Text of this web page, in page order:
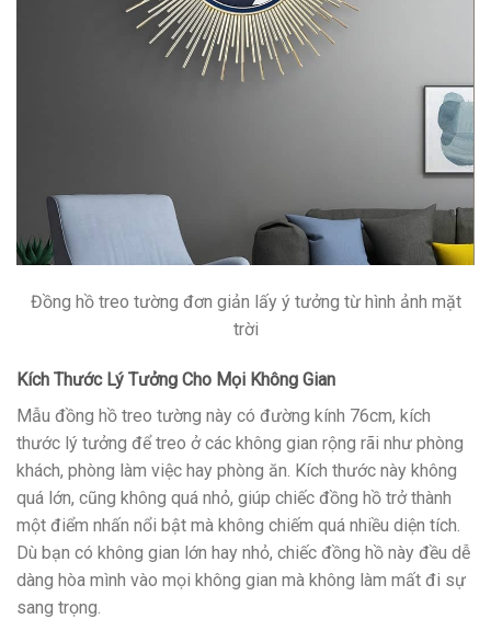
Đồng hồ treo tường đơn giản lấy ý tưởng từ hình ảnh mặt
trời
Kích Thước Lý Tưởng Cho Mọi Không Gian
Mẫu đồng hồ treo tường này có đường kính 76cm, kích
thước lý tưởng để treo ở các không gian rộng rãi như phòng
khách, phòng làm việc hay phòng ăn. Kích thước này không
quá lớn, cũng không quá nhỏ, giúp chiếc đồng hồ trở thành
một điểm nhấn nổi bật mà không chiếm quá nhiều diện tích.
Dù bạn có không gian lớn hay nhỏ, chiếc đồng hồ này đều dễ
dàng hòa mình vào mọi không gian mà không làm mất đi sự
sang trọng.